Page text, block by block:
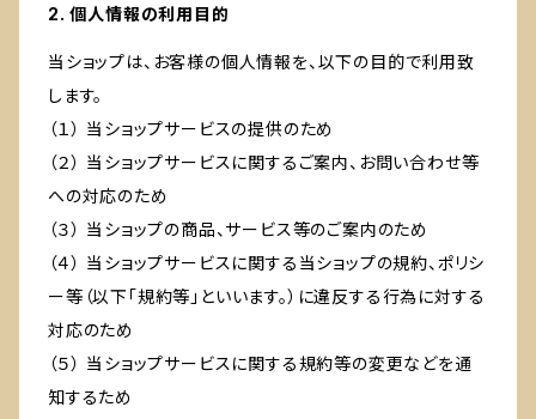
2. 個人情報の利用目的
当ショップは、お客様の個人情報を、以下の目的で利用致
します。
（１） 当ショップサービスの提供のため
（２） 当ショップサービスに関するご案内、お問い合わせ等
への対応のため
（３） 当ショップの商品、サービス等のご案内のため
（４） 当ショップサービスに関する当ショップの規約、ポリシ
ー等（以下「規約等」といいます。）に違反する行為に対する
対応のため
（５） 当ショップサービスに関する規約等の変更などを通
知するため